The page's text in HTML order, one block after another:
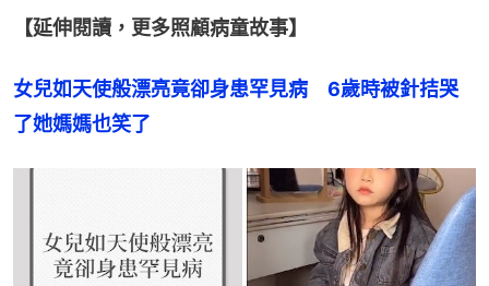
【延伸閱讀，更多照顧病童故事】
女兒如天使般漂亮竟卻身患罕見病　6歲時被針拮哭
了她媽媽也笑了